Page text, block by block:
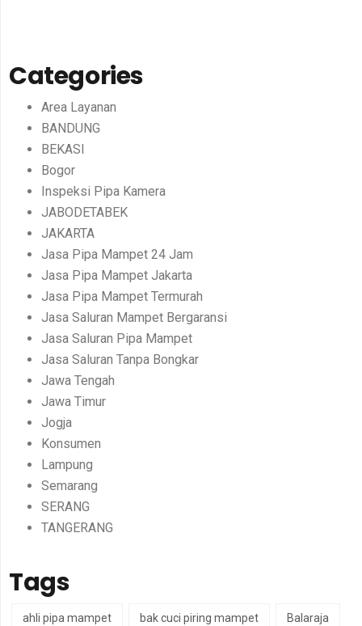
Categories
Area Layanan
BANDUNG
BEKASI
Bogor
Inspeksi Pipa Kamera
JABODETABEK
JAKARTA
Jasa Pipa Mampet 24 Jam
Jasa Pipa Mampet Jakarta
Jasa Pipa Mampet Termurah
Jasa Saluran Mampet Bergaransi
Jasa Saluran Pipa Mampet
Jasa Saluran Tanpa Bongkar
Jawa Tengah
Jawa Timur
Jogja
Konsumen
Lampung
Semarang
SERANG
TANGERANG
Tags
ahli pipa mampet bak cuci piring mampet Balaraja